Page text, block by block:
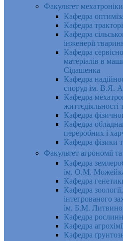
Факультет
Кафедра
Кафедра
Кафедра
інженерії
Кафедра
матеріалів в
Сідашенка
Кафедра
споруд ім. В.Я.
Кафедра
життєдіяльності
Кафедра
Кафедра
переробних і
Кафедра фізики
Факультет агрономії
Кафедра
ім. О.М.
Кафедра
Кафедра
інтегрованого
ім. Б.М.
Кафедра
Кафедра
Кафедра